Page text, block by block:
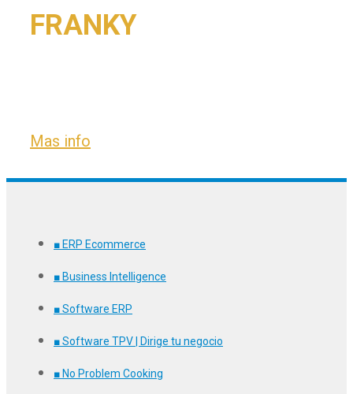
FRANKY
Mas info
■ ERP Ecommerce
■ Business Intelligence
■ Software ERP
■ Software TPV | Dirige tu negocio
■ No Problem Cooking